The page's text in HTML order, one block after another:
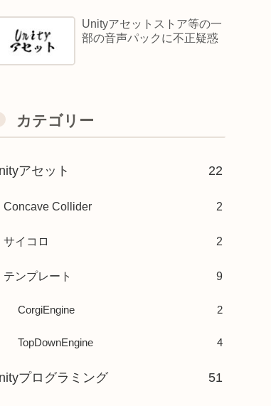
Unityアセットストア等の一
部の音声パックに不正疑惑
カテゴリー
アセット 22
Concave Collider 2
サイコロ 2
テンプレート 9
CorgiEngine 2
TopDownEngine 4
プログラミング 51